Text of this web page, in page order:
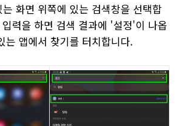
화면 위쪽에 있는 검색창을 선택합
력을 하면 검색 결과에 '설정'이 나옵
는 앱에서 찾기를 터치합니다.